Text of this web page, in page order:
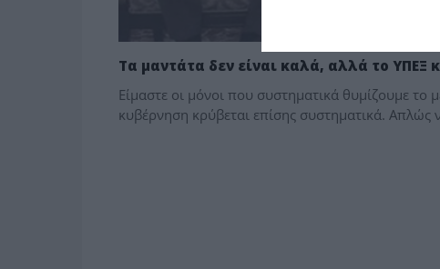
Τα μαντάτα δεν είναι καλά, αλλά το ΥΠΕΞ
Είμαστε οι μόνοι που συστηματικά θυμίζουμε
κυβέρνηση κρύβεται επίσης συστηματικά. Απλώς